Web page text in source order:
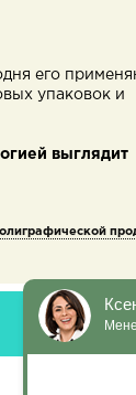
его
упаковок и
выглядит